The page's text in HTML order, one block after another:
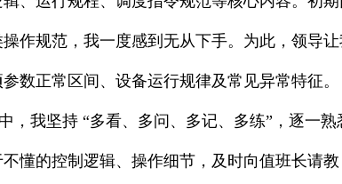
操作规范，我一度感到无从下手。为此，领导
数正常区间、设备运行规律及常见异常特征。
我坚持 “多看、多问、多记、多练”，逐一熟
懂的控制逻辑、操作细节，及时向值班长请